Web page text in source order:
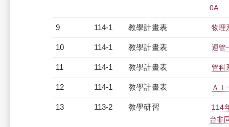
0A
9 114-1 教學計畫表 物理
10 114-1 教學計畫表 運管
11 114-1 教學計畫表 管科
12 114-1 教學計畫表 Ａ
13 113-2 教學研習
114
台非